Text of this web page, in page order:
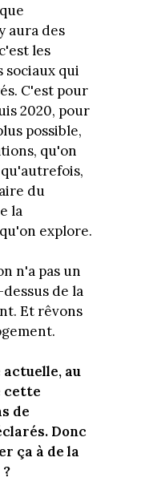
aura des
les
sociaux qui
C'est pour
2020, pour
possible,
qu'on
du
la
explore.
n'a pas un
de la
Et rêvons
au
cette
de
Donc
ça à de la